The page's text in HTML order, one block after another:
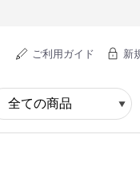
ご利用ガイド 新